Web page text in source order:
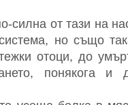
силна от тази на
но също
отоци, до
понякога и